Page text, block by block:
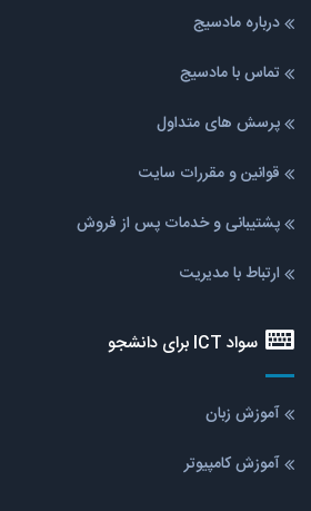
درباره مادسیج
تماس با مادسیج
پرسش های متداول
قوانین و مقررات سایت
پشتیبانی و خدمات پس از فروش
ارتباط با مدیریت
سواد ICT برای دانشجو
آموزش زبان
آموزش کامپیوتر